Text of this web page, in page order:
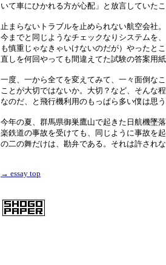
いて車にひかれる方が心配」と放言していた
止まらないトラブルを止められない航空会社
今までと同じようなチェックなりシステムを
も慎重じゃなきゃいけないのだが）やったと
直しを何回やっても間違えてた試験の答案用
一度、一から全てを変えてみて、一々面倒な
ことが大切ではないか。大切？など、そんな
なのだ、と飛行機利用のもっぱら多い僕は思
今年の夏、群馬県御巣鷹山で起きた日航機墜
楽鉄道の事故を受けても、同じように事故を
の二の舞だけは、勘弁である。それは許され
→ essay top